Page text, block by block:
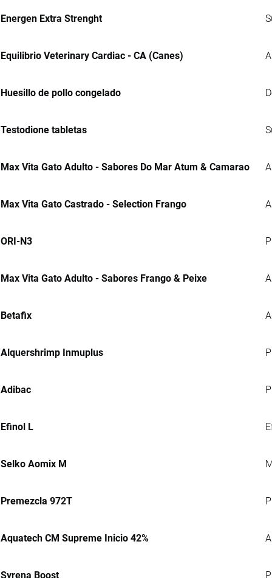
Energen Extra Strenght
Equilibrio Veterinary Cardiac - CA (Canes)
Huesillo de pollo congelado
Testodione tabletas
Max Vita Gato Adulto - Sabores Do Mar Atum & Camarao
Max Vita Gato Castrado - Selection Frango
ORI-N3
Max Vita Gato Adulto - Sabores Frango & Peixe
Betafix
Alquershrimp Inmuplus
Adibac
Efinol L
Selko Aomix M
Premezcla 972T
Aquatech CM Supreme Inicio 42%
Syrena Boost